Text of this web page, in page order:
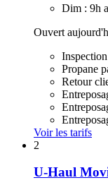
Dim : 9h
Ouvert
Propane
Retour
Voir les tarifs
2
U-Haul